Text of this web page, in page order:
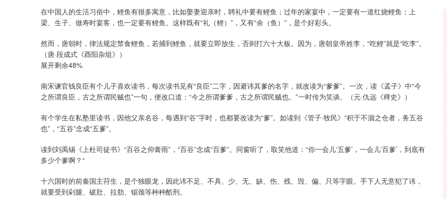
在中国人的生活习俗中，鲤鱼有很多寓意，比如娶妻迎亲时，聘礼中要有鲤鱼；过年的家宴中，一定要有一道红烧鲤鱼；上
梁、生子、做寿时宴客，也一定要有鲤鱼。这样既有“礼（鲤）”，又有“余（鱼）”，是个好彩头。
然而，唐朝时，律法规定禁食鲤鱼，若捕到鲤鱼，就要立即放生，否则打六十大板。因为，唐朝皇帝姓李，“吃鲤”就是“吃李”。
（唐·段成式《酉阳杂俎》）
展开剩余48%
南宋谏官钱良臣有个儿子喜欢读书，每次读书见有“良臣”二字，因避讳其爹的名字，就改读为“爹爹”。一次，读《孟子》中“今
之所谓良臣，古之所谓民贼也”一句，便改口道：“今之所谓爹爹，古之所谓民贼也。”一时传为笑谈。（元·仇远《稗史》）
有个学生在私塾里读书，因他父亲名谷，每遇到“谷”字时，也都要改读为“爹”。如读到《管子·牧民》“积于不涸之仓者，务五谷
也”，“五谷”念成“五爹”。
读到刘禹锡《上杜司徒书》“百谷之仰膏雨”，“百谷”念成“百爹”。同窗听了，取笑他道：“你一会儿‘五爹’，一会儿‘百爹’，到底有
多少个爹啊？“
十六国时的前秦国主苻生，是个独眼龙，因此讳不足、不具、少、无、缺、伤、残、毁、偏、只等字眼。手下人无意犯了讳，
就要受到剁腿、破肚、拉肋、锯颈等种种酷刑。